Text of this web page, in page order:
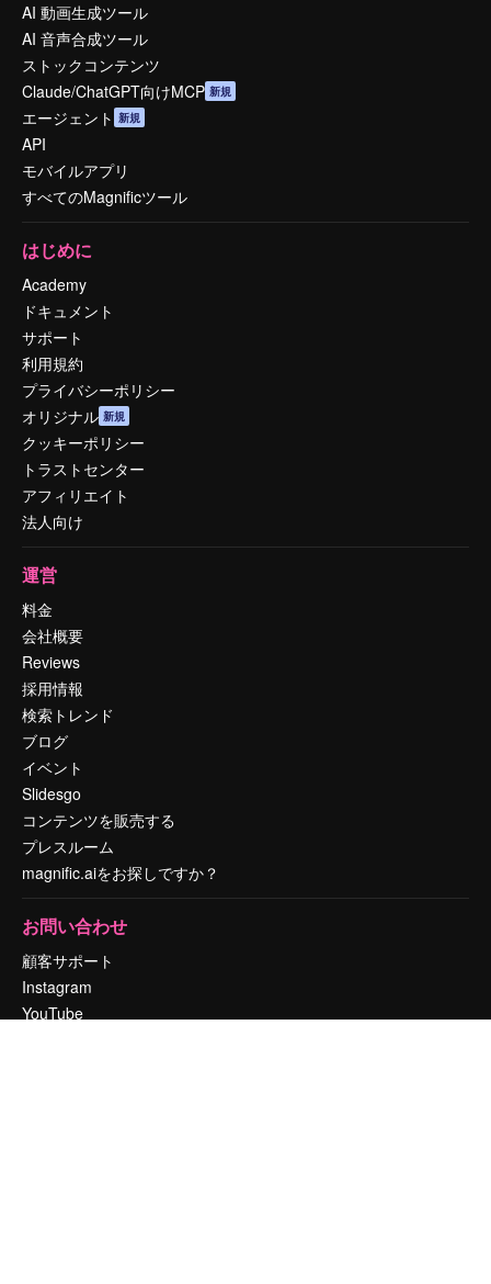
AI 動画生成ツール
AI 音声合成ツール
ストックコンテンツ
Claude/ChatGPT向けMCP 新規
エージェント 新規
API
モバイルアプリ
すべてのMagnificツール
はじめに
Academy
ドキュメント
サポート
利用規約
プライバシーポリシー
オリジナル 新規
クッキーポリシー
トラストセンター
アフィリエイト
法人向け
運営
料金
会社概要
Reviews
採用情報
検索トレンド
ブログ
イベント
Slidesgo
コンテンツを販売する
プレスルーム
magnific.aiをお探しですか？
お問い合わせ
顧客サポート
Instagram
YouTube